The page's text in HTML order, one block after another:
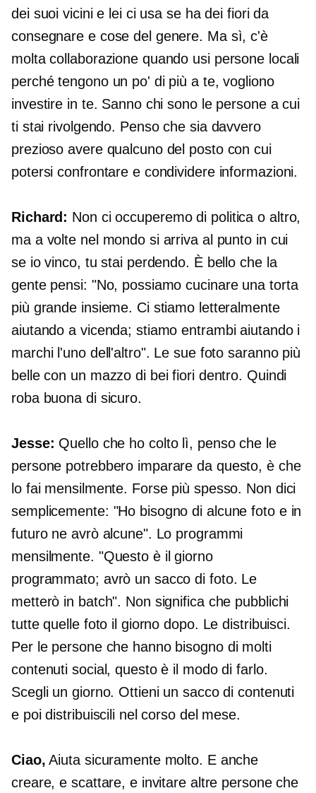
dei suoi vicini e lei ci usa se ha dei fiori da
consegnare e cose del genere. Ma sì, c'è
molta collaborazione quando usi persone locali
perché tengono un po' di più a te, vogliono
investire in te. Sanno chi sono le persone a cui
ti stai rivolgendo. Penso che sia davvero
prezioso avere qualcuno del posto con cui
potersi confrontare e condividere informazioni.
Richard: Non ci occuperemo di politica o altro,
ma a volte nel mondo si arriva al punto in cui
se io vinco, tu stai perdendo. È bello che la
gente pensi: "No, possiamo cucinare una torta
più grande insieme. Ci stiamo letteralmente
aiutando a vicenda; stiamo entrambi aiutando i
marchi l'uno dell'altro". Le sue foto saranno più
belle con un mazzo di bei fiori dentro. Quindi
roba buona di sicuro.
Jesse: Quello che ho colto lì, penso che le
persone potrebbero imparare da questo, è che
lo fai mensilmente. Forse più spesso. Non dici
semplicemente: "Ho bisogno di alcune foto e in
futuro ne avrò alcune". Lo programmi
mensilmente. "Questo è il giorno
programmato; avrò un sacco di foto. Le
metterò in batch". Non significa che pubblichi
tutte quelle foto il giorno dopo. Le distribuisci.
Per le persone che hanno bisogno di molti
contenuti social, questo è il modo di farlo.
Scegli un giorno. Ottieni un sacco di contenuti
e poi distribuiscili nel corso del mese.
Ciao, Aiuta sicuramente molto. E anche
creare, e scattare, e invitare altre persone che